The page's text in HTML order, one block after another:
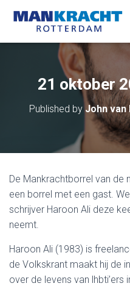
21 oktober
Published by John van
De Mankrachtborrel van de
een borrel met een gast.
schrijver Haroon Ali deze
neemt.
Haroon Ali (1983) is
de Volkskrant maakt hij de
over de levens van lhbti’ers